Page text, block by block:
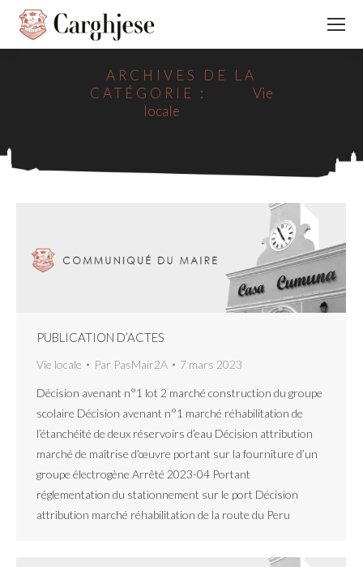
ARCHIVES DE LA
CATÉGORIE :
Vie
locale
PUBLICATION D’ACTES
Vie locale Par PasMair2A 7 mars 2023
Décision avenant n°1 lot 2 marché construction du groupe
scolaire Décision avenant n°1 marché réhabilitation de
l’étanchéité de deux réservoirs d’eau Décision attribution
marché de maîtrise d’œuvre portant sur la fourniture d’un
groupe électrogène Arrêté 2023-04 Portant
réglementation du stationnement sur le port Décision
attribution marché réhabilitation de la route du Peru